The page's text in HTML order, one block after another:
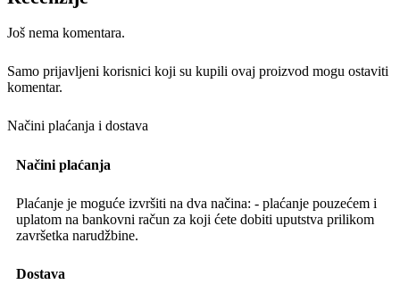
Još nema komentara.
Samo prijavljeni korisnici koji su kupili ovaj proizvod mogu ostaviti
komentar.
Načini plaćanja i dostava
Načini plaćanja
Plaćanje je moguće izvršiti na dva načina: - plaćanje pouzećem i
uplatom na bankovni račun za koji ćete dobiti uputstva prilikom
završetka narudžbine.
Dostava